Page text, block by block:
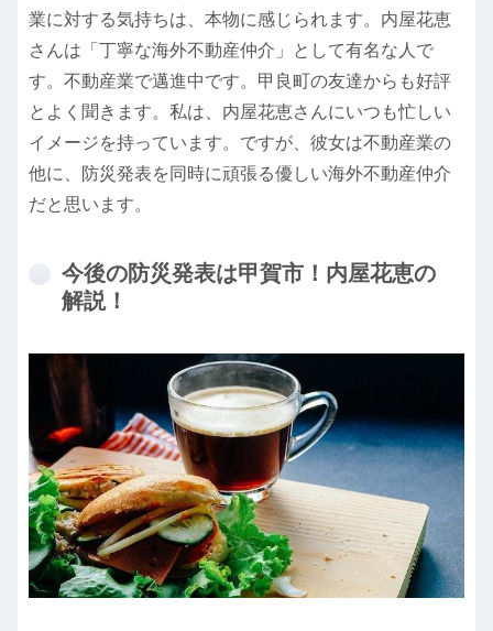
業に対する気持ちは、本物に感じられます。内屋花恵
さんは「丁寧な海外不動産仲介」として有名な人で
す。不動産業で邁進中です。甲良町の友達からも好評
とよく聞きます。私は、内屋花恵さんにいつも忙しい
イメージを持っています。ですが、彼女は不動産業の
他に、防災発表を同時に頑張る優しい海外不動産仲介
だと思います。
今後の防災発表は甲賀市！内屋花恵の
解説！